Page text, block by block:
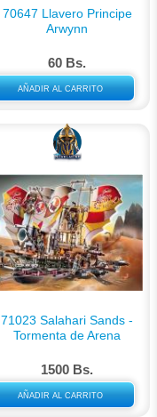
70647 Llavero Principe
Arwynn
60 Bs.
AÑADIR AL CARRITO
71023 Salahari Sands -
Tormenta de Arena
1500 Bs.
AÑADIR AL CARRITO